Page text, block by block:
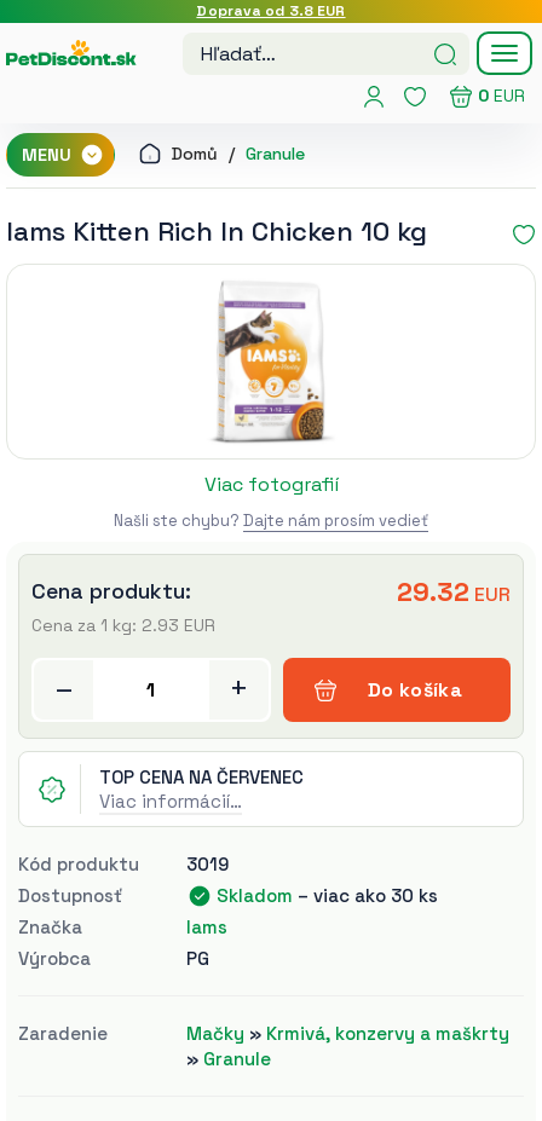
Doprava od 3.8 EUR
0 EUR
MENU Domů Granule
Iams Kitten Rich In Chicken 10 kg
Viac fotografií
Našli ste chybu? Dajte nám prosím vedieť
Cena produktu: 29.32 EUR
Cena za 1 kg: 2.93 EUR
+
– Do košíka
TOP CENA NA ČERVENEC
Viac informácií…
Kód produktu
3019
Dostupnosť
Skladom – viac ako 30 ks
Značka
Iams
Výrobca
PG
Zaradenie Mačky » Krmivá, konzervy a maškrty
» Granule